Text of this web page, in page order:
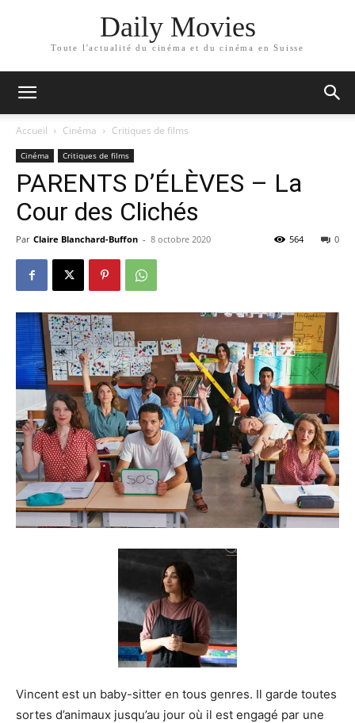
Daily Movies
Toute l'actualité du cinéma et du cinéma en Suisse
Accueil Cinéma Critiques de films
Cinéma Critiques de films
PARENTS D’ÉLÈVES – La
Cour des Clichés
Par Claire Blanchard-Buffon - 8 octobre 2020 0
564
Vincent est un baby-sitter en tous genres. Il garde toutes
sortes d’animaux jusqu’au jour où il est engagé par une